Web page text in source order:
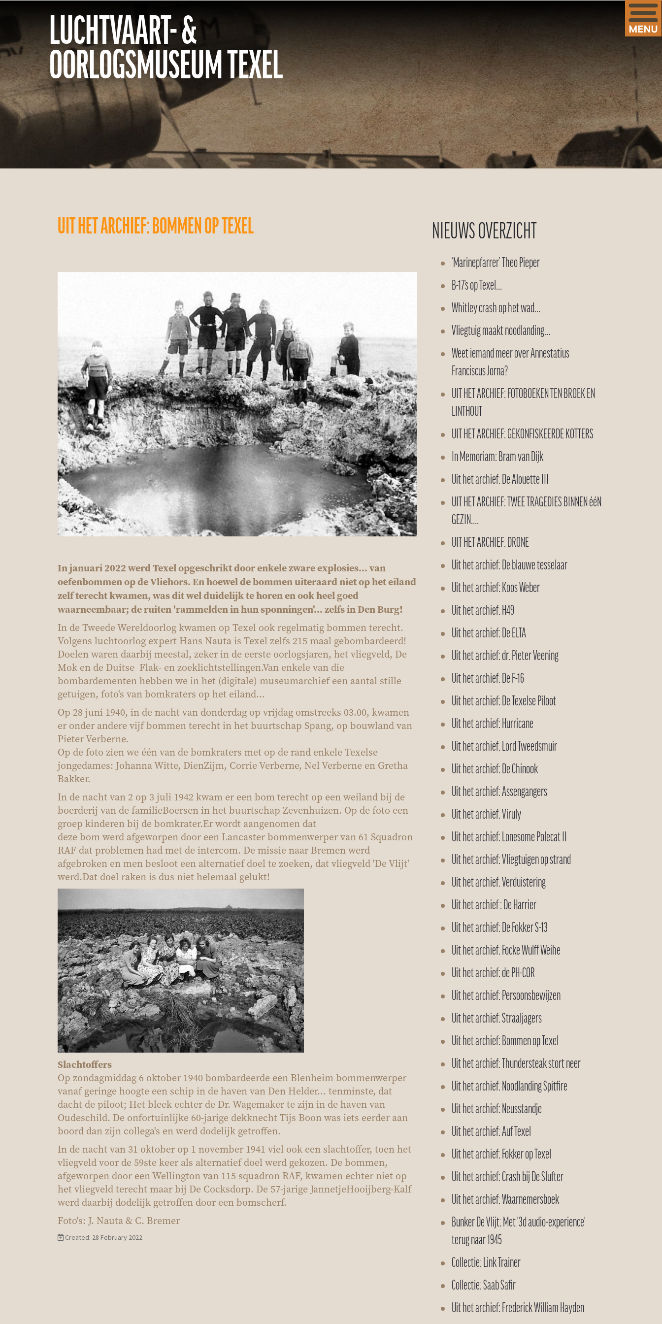
LUCHTVAART- &
OORLOGSMUSEUM TEXEL
UIT HET ARCHIEF: BOMMEN OP TEXEL
In januari 2022werd Texel opgeschrikt door enkele zware explosies… van
oefenbommen op deVliehors. En hoewel de bommen uiteraard niet op het eiland
zelf terecht kwamen, was dit wel duidelijk te horen en ook heel goed
waarneembaar; de ruiten 'rammelden in hun sponningen'... zelfs in Den Burg!
In de Tweede Wereldoorlog kwamen op Texel ookregelmatig bommen terecht.
Volgens luchtoorlog expert Hans Nauta is Texel zelfs 215 maal gebombardeerd!
Doelen waren daarbij meestal, zeker in de eerste oorlogsjaren, het vliegveld, De
Mok en de Duitse Flak- en zoeklichtstellingen.Van enkele van die
bombardementen hebben we in het (digitale) museumarchief een aantal stille
getuigen, foto's van bomkraters op het eiland…
Op 28 juni 1940, in de nacht van donderdag op vrijdag omstreeks 03.00, kwamen
er onder andere vijf bommen terecht in het buurtschap Spang, op bouwland van
Pieter Verberne.
Op de foto zien we één van de bomkraters met op de rand enkele Texelse
jongedames: Johanna Witte, DienZijm, Corrie Verberne, Nel Verberne en Gretha
Bakker.
In de nacht van 2 op 3 juli 1942 kwam er een bom terecht op een weiland bij de
boerderij van de familieBoersenin het buurtschap Zevenhuizen. Op de foto een
groep kinderen bij de bomkrater.Er wordt aangenomen dat
deze bomwerd afgeworpen door een Lancaster bommenwerper van 61 Squadron
RAF datproblemen had met de intercom. De missie naar Bremen werd
afgebroken en men besloot een alternatief doel te zoeken, dat vliegveld 'De Vlijt'
werd.Dat doel raken is dus niet helemaal gelukt!
Slachtoffers
Op zondagmiddag 6 oktober 1940 bombardeerde een Blenheimbommenwerper
vanaf geringe hoogte een schip in de haven van Den Helder... tenminste, dat
dacht de piloot; Het bleek echter de Dr. Wagemaker te zijn in de haven van
Oudeschild. De onfortuinlijke 60-jarige dekknecht Tijs Boon was iets eerder aan
boord dan zijn collega's en werd dodelijk getroffen.
In de nacht van 31 oktober op 1 november 1941 viel ook een slachtoffer, toen het
vliegveld voor de 59ste keer als alternatief doel werd gekozen. De bommen,
afgeworpen door een Wellington van 115 squadron RAF, kwamen echter niet op
het vliegveld terecht maar bij De Cocksdorp. De 57-jarige JannetjeHooijberg-Kalf
werd daarbij dodelijk getroffen door een bomscherf.
Foto's: J. Nauta& C. Bremer
Created: 28 February 2022
NIEUWS OVERZICHT
‘Marinepfarrer’ Theo Pieper
B-17’s op Texel…
Whitley crash op het wad…
Vliegtuig maakt noodlanding…
Weet iemand meer over Annestatius
Franciscus Jorna?
UIT HET ARCHIEF: FOTOBOEKEN TEN BROEK EN
LINTHOUT
UIT HET ARCHIEF: GEKONFISKEERDE KOTTERS
In Memoriam: Bram van Dijk
Uit het archief: De Alouette III
UIT HET ARCHIEF: TWEE TRAGEDIES BINNEN ééN
GEZIN….
UIT HET ARCHIEF: DRONE
Uit het archief: De blauwe tesselaar
Uit het archief: Koos Weber
Uit het archief: H49
Uit het archief: De ELTA
Uit het archief: dr. Pieter Veening
Uit het archief: De F-16
Uit het archief: De Texelse Piloot
Uit het archief: Hurricane
Uit het archief: Lord Tweedsmuir
Uit het archief: De Chinook
Uit het archief: Assengangers
Uit het archief: Viruly
Uit het archief: Lonesome Polecat II
Uit het archief: Vliegtuigen op strand
Uit het archief: Verduistering
Uit het archief : De Harrier
Uit het archief: De Fokker S-13
Uit het archief: Focke Wulff Weihe
Uit het archief: de PH-COR
Uit het archief: Persoonsbewijzen
Uit het archief: Straaljagers
Uit het archief: Bommen op Texel
Uit het archief: Thundersteak stort neer
Uit het archief: Noodlanding Spitfire
Uit het archief: Neusstandje
Uit het archief: Auf Texel
Uit het archief: Fokker op Texel
Uit het archief: Crash bij De Slufter
Uit het archief: Waarnemersboek
Bunker De Vlijt: Met '3d audio-experience'
terug naar 1945
Collectie: Link Trainer
Collectie: Saab Safir
Uit het archief: Frederick William Hayden